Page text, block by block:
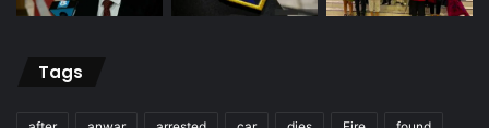
Tags